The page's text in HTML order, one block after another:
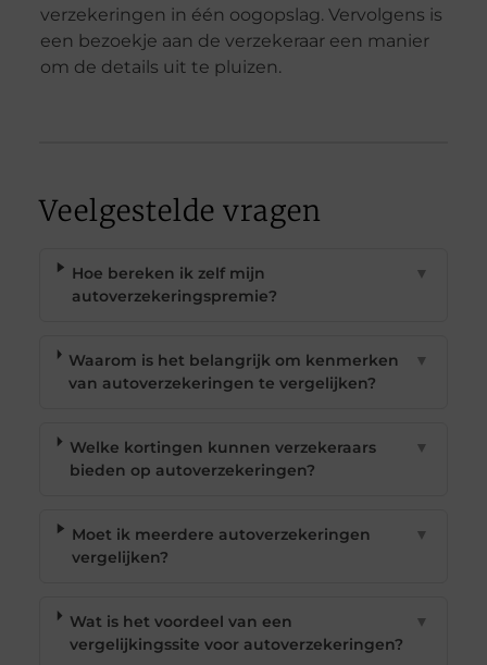
verzekeringen in één oogopslag. Vervolgens is
een bezoekje aan de verzekeraar een manier
om de details uit te pluizen.
Veelgestelde vragen
Hoe bereken ik zelf mijn
autoverzekeringspremie?
▼
Waarom is het belangrijk om kenmerken
van autoverzekeringen te vergelijken?
▼
Welke kortingen kunnen verzekeraars
bieden op autoverzekeringen?
▼
Moet ik meerdere autoverzekeringen
vergelijken?
▼
Wat is het voordeel van een
vergelijkingssite voor autoverzekeringen?
▼